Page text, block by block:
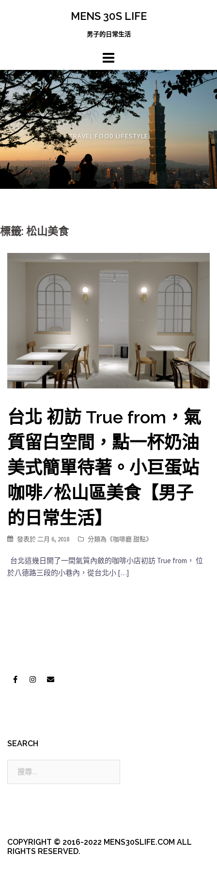
MENS 30S LIFE
男子的日常生活
TRAVEL FOOD LIFESTYLE
標籤: 松山美食
台北 初訪 True from，氣
質留白空間，點一杯奶油
美式簡單待著。小巨蛋站
咖啡/松山區美食【男子
的日常生活】
發表於二月 6, 2018 分類為《咖啡廳 甜點》
台北這幾日開了一間氣質內斂的咖啡小店初訪 True from， 位
於八德路三段的小巷內，從台北小 […]
SEARCH
COPYRIGHT © 2016-2022 MENS30SLIFE.COM ALL
RIGHTS RESERVED.